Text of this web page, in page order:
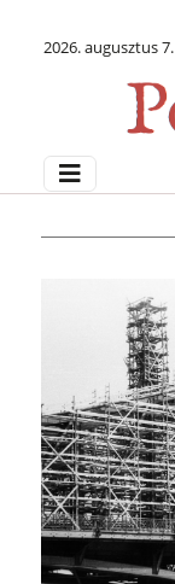
2026. augusztus 7.